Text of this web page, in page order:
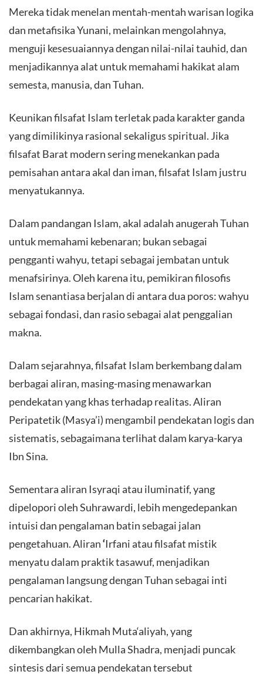
Mereka tidak menelan mentah-mentah warisan logika
dan metafisika Yunani, melainkan mengolahnya,
menguji kesesuaiannya dengan nilai-nilai tauhid, dan
menjadikannya alat untuk memahami hakikat alam
semesta, manusia, dan Tuhan.
Keunikan filsafat Islam terletak pada karakter ganda
yang dimilikinya rasional sekaligus spiritual. Jika
filsafat Barat modern sering menekankan pada
pemisahan antara akal dan iman, filsafat Islam justru
menyatukannya.
Dalam pandangan Islam, akal adalah anugerah Tuhan
untuk memahami kebenaran; bukan sebagai
pengganti wahyu, tetapi sebagai jembatan untuk
menafsirinya. Oleh karena itu, pemikiran filosofis
Islam senantiasa berjalan di antara dua poros: wahyu
sebagai fondasi, dan rasio sebagai alat penggalian
makna.
Dalam sejarahnya, filsafat Islam berkembang dalam
berbagai aliran, masing-masing menawarkan
pendekatan yang khas terhadap realitas. Aliran
Peripatetik (Masya’i) mengambil pendekatan logis dan
sistematis, sebagaimana terlihat dalam karya-karya
Ibn Sina.
Sementara aliran Isyraqi atau iluminatif, yang
dipelopori oleh Suhrawardi, lebih mengedepankan
intuisi dan pengalaman batin sebagai jalan
pengetahuan. Aliran‘Irfani atau filsafat mistik
menyatu dalam praktik tasawuf, menjadikan
pengalaman langsung dengan Tuhan sebagai inti
pencarian hakikat.
Dan akhirnya, Hikmah Muta‘aliyah, yang
dikembangkan oleh Mulla Shadra, menjadi puncak
sintesis dari semua pendekatan tersebut